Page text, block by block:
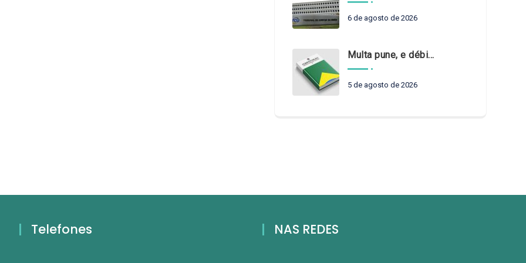
6 de agosto de 2026
Multa pune, e débito recompõe. § 3º do art. 71 da Constituição: um problema de legística formal
5 de agosto de 2026
Telefones NAS REDES